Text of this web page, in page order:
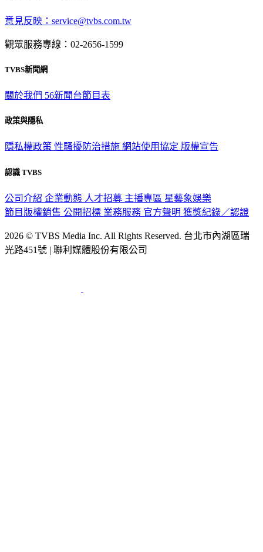
意見反映：service@tvbs.com.tw
觀眾服務專線：02-2656-1599
TVBS新聞網
關於我們 56新聞台節目表
政策與隱私
隱私權政策 性騷擾防治措施 網站使用協定 版權宣告
認識 TVBS
公司介紹 企業動態 人才招募 主播專區 星藝象娛樂
節目版權銷售 公開招標 業務服務 官方聲明 獲獎紀錄／認證
2026 © TVBS Media Inc. All Rights Reserved. 台北市內湖區瑞
光路451號 | 聯利媒體股份有限公司